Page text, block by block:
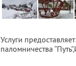
Услуги
паломничества “Путь”,